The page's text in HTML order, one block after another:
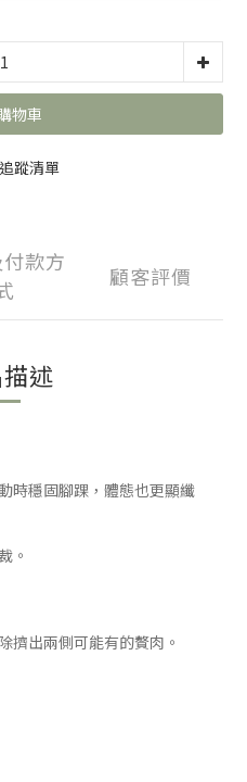
物車
蹤清單
款方
顧客評價
述
時穩固腳踝，體態也更顯纖
。
擠出兩側可能有的贅肉。